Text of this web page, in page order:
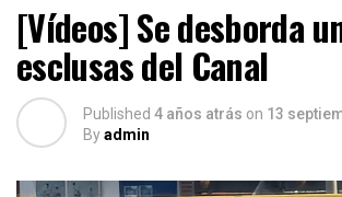
[Vídeos] Se desborda
esclusas del Canal
Published 4 años atrás on 13
Byadmin